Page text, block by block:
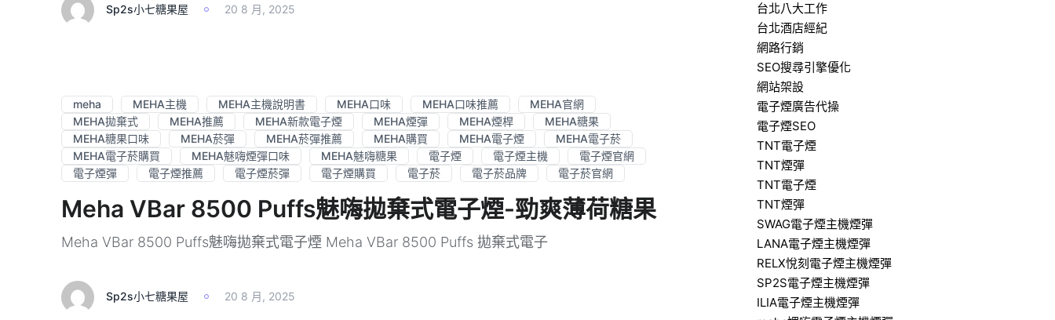
Sp2s小七糖果屋 20 8 月, 2025
meha MEHA主機 MEHA主機說明書 MEHA口味 MEHA口味推薦
MEHA官網
MEHA拋棄式
MEHA推薦 MEHA新款電子煙 MEHA煙彈 MEHA煙桿
MEHA糖果
MEHA糖果口味
MEHA菸彈 MEHA菸彈推薦 MEHA購買 MEHA電子煙
MEHA電子菸
MEHA電子菸購買
MEHA魅嗨煙彈口味 MEHA魅嗨糖果 電子煙 電子煙主機
電子煙官網
電子煙彈
電子煙推薦 電子煙菸彈 電子煙購買 電子菸 電子菸品牌 電子菸官網
Meha VBar 8500 Puffs魅嗨拋棄式電子煙-勁爽薄荷糖果
Meha VBar 8500 Puffs魅嗨拋棄式電子煙 Meha VBar 8500 Puffs 拋棄式電子
Sp2s小七糖果屋 20 8 月, 2025
台北八大工作
台北酒店經紀
網路行銷
SEO搜尋引擎優化
網站架設
電子煙廣告代操
電子煙SEO
TNT電子煙
TNT煙彈
TNT電子煙
TNT煙彈
SWAG電子煙主機煙彈
LANA電子煙主機煙彈
RELX悅刻電子煙主機煙彈
SP2S電子煙主機煙彈
ILIA電子煙主機煙彈